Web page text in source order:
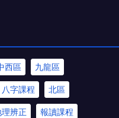
西區 九龍區
八字課程 北區
理辨正 報讀課程